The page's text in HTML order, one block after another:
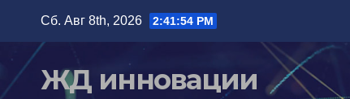
содержимому
Сб. Авг 8th, 2026 2:41:55 PM
ЖД инновации